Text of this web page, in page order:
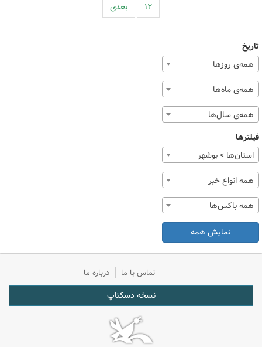
۱۲ بعدی
تاریخ
همه‌ی روزها
همه‌ی ماه‌ها
همه‌ی سال‌ها
فیلترها
استان‌ها > بوشهر
همه انواع خبر
همه باکس‌ها
نمایش همه
تماس با ما درباره ما
نسخه دسکتاپ